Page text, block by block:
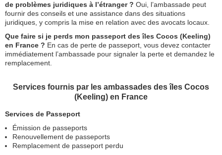
de problèmes juridiques à l’étranger ? Oui, l’ambassade peut
fournir des conseils et une assistance dans des situations
juridiques, y compris la mise en relation avec des avocats locaux.
Que faire si je perds mon passeport des îles Cocos (Keeling)
en France ? En cas de perte de passeport, vous devez contacter
immédiatement l’ambassade pour signaler la perte et demandez le
remplacement.
Services fournis par les ambassades des îles Cocos
(Keeling) en France
Services de Passeport
Émission de passeports
Renouvellement de passeports
Remplacement de passeport perdu